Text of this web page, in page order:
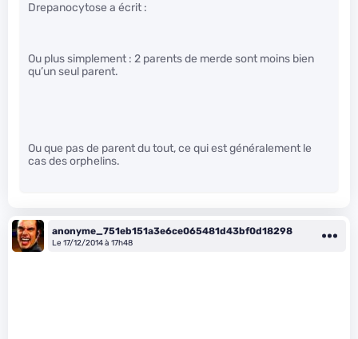
Drepanocytose a écrit :
Ou plus simplement : 2 parents de merde sont moins bien
qu’un seul parent.
Ou que pas de parent du tout, ce qui est généralement le
cas des orphelins.
anonyme_751eb151a3e6ce065481d43bf0d18298
Le 17/12/2014 à 17h48